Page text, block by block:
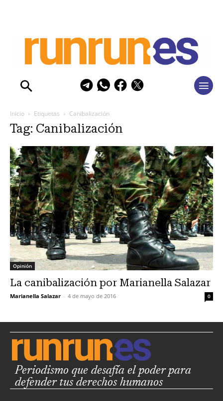
Inicio Etiquetas Canibalización
Tag: Canibalización
Opinión
La canibalización por Marianella Salazar
Marianella Salazar - 4 de mayo de 2016 0
Periodismo que desafía el poder para
defender tus derechos humanos